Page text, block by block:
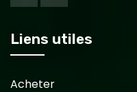
Liens utiles
Acheter